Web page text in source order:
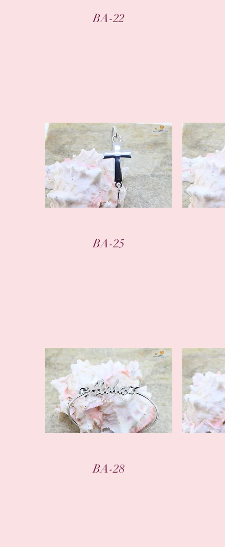
クイックビュー
BA-22
クイックビュー
BA-25
クイックビュー
BA-28